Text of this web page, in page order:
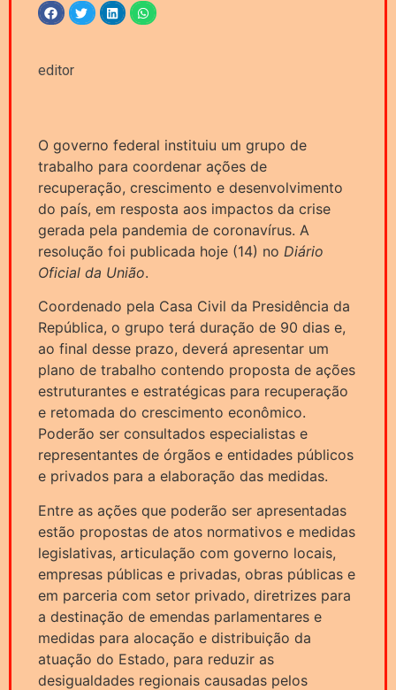
editor
O governo federal instituiu um grupo de
trabalho para coordenar ações de
recuperação, crescimento e desenvolvimento
do país, em resposta aos impactos da crise
gerada pela pandemia de coronavírus. A
resolução foi publicada hoje (14) no Diário
Oficial da União.
Coordenado pela Casa Civil da Presidência da
República, o grupo terá duração de 90 dias e,
ao final desse prazo, deverá apresentar um
plano de trabalho contendo proposta de ações
estruturantes e estratégicas para recuperação
e retomada do crescimento econômico.
Poderão ser consultados especialistas e
representantes de órgãos e entidades públicos
e privados para a elaboração das medidas.
Entre as ações que poderão ser apresentadas
estão propostas de atos normativos e medidas
legislativas, articulação com governo locais,
empresas públicas e privadas, obras públicas e
em parceria com setor privado, diretrizes para
a destinação de emendas parlamentares e
medidas para alocação e distribuição da
atuação do Estado, para reduzir as
desigualdades regionais causadas pelos